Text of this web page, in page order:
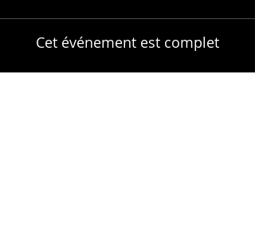
Cet événement est complet